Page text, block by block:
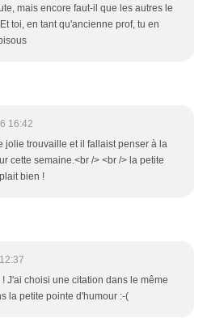
mais encore faut-il que les autres le
toi, en tant qu'ancienne prof, tu en
16:42
jolie trouvaille et il fallaist penser à la
cette semaine.<br /> <br /> la petite
bien !
! J'ai choisi une citation dans le même
la petite pointe d'humour :-(